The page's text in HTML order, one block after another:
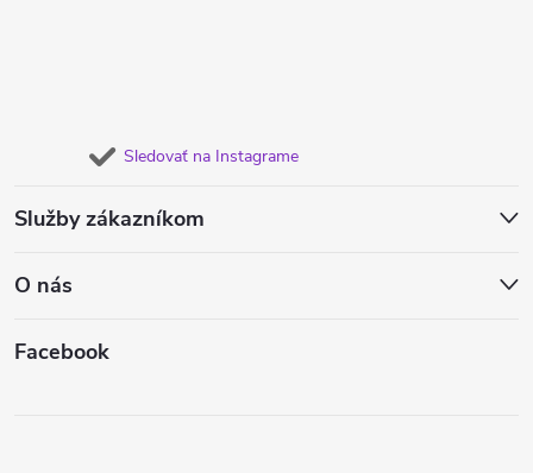
Sledovať na Instagrame
Služby zákazníkom
O nás
Facebook